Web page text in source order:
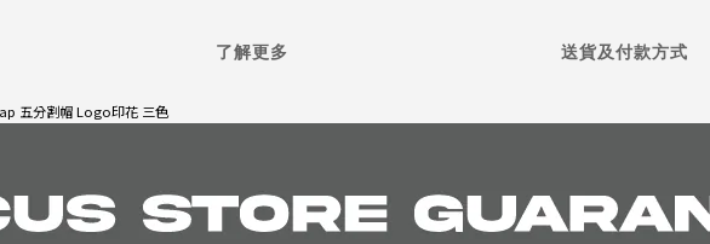
了解更多 送貨及付款方式
五分割帽 Logo印花 三色